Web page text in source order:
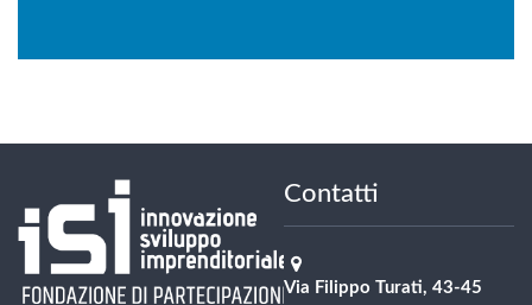
Contatti
Via Filippo Turati, 43-45